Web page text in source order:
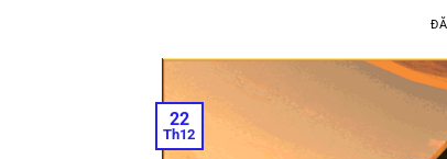
22
Th12